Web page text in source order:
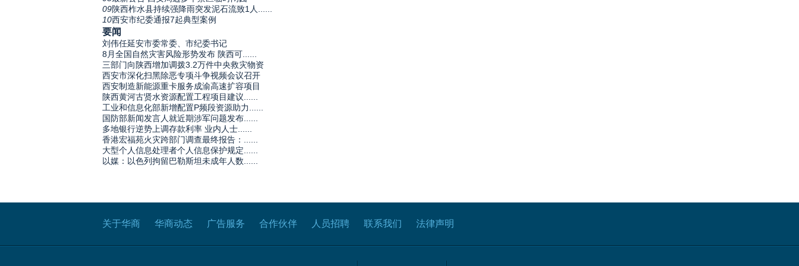
09陕西柞水县持续强降雨突发泥石流致1人......
10西安市纪委通报7起典型案例
要闻
刘伟任延安市委常委、市纪委书记
8月全国自然灾害风险形势发布 陕西可......
三部门向陕西增加调拨3.2万件中央救灾物资
西安市深化扫黑除恶专项斗争视频会议召开
西安制造新能源重卡服务成渝高速扩容项目
陕西黄河古贤水资源配置工程项目建议......
工业和信息化部新增配置P频段资源助力......
国防部新闻发言人就近期涉军问题发布......
多地银行逆势上调存款利率 业内人士......
香港宏福苑火灾跨部门调查最终报告：......
大型个人信息处理者个人信息保护规定......
以媒：以色列拘留巴勒斯坦未成年人数......
关于华商 华商动态 广告服务 合作伙伴 人员招聘 联系我们 法律声明